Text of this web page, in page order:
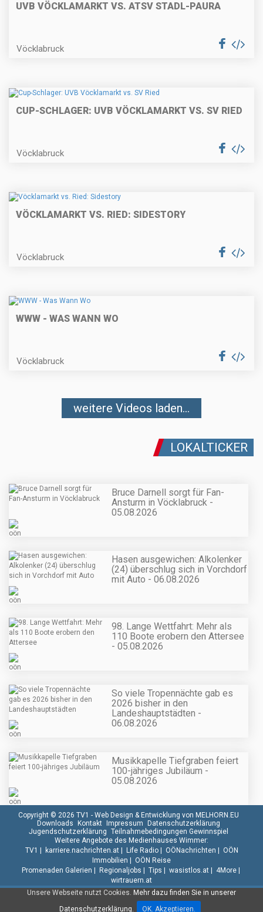
UVB VÖCKLAMARKT VS. ATSV STADL-PAURA
Vöcklabruck
CUP-SCHLAGER: UVB VÖCKLAMARKT VS. SV RIED
Vöcklabruck
VÖCKLAMARKT VS. RIED: SIDESTORY
Vöcklabruck
WWW - WAS WANN WO
Vöcklabruck
weitere Videos laden...
LOKALTICKER
Bruce Darnell sorgt für Fan-
Ansturm in Vöcklabruck -
05.08.2026
Hasen ausgewichen: Alkolenker
(24) überschlug sich in Vorchdorf
mit Auto - 06.08.2026
98. Lange Wettfahrt: Mehr als
110 Boote erobern den Attersee
- 05.08.2026
So viele Tropennächte gab es
2026 bisher in den
Landeshauptstädten -
06.08.2026
Musikkapelle Tiefgraben feiert
100-jähriges Jubiläum -
05.08.2026
Unsere Webseite nutzt Cookies. Mehr dazu finden Sie in unserer
Datenschutzerklärung.
OK. Akzeptieren.
Copyright © 2026 TV1 - Web Design & Entwicklung von MELHORN.EU
Downloads Kontakt Impressum Datenschutzerklärung
Jugendschutzerklärung Teilnahmebedingungen Gewinnspiel
Weitere Angebote des Medienhauses Wimmer:
TV1 | karriere.nachrichten.at| Life Radio| OÖNachrichten | OÖN
Immobilien | OÖN Reise
Promenaden Galerien | Regionaljobs | Tips | wasistlos.at| 4More|
wirtrauern.at